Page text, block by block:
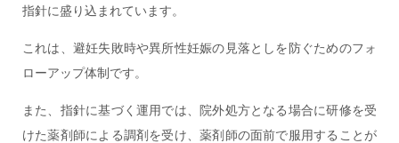
指針に盛り込まれています。
これは、避妊失敗時や異所性妊娠の見落としを防ぐためのフォ
ローアップ体制です。
また、指針に基づく運用では、院外処方となる場合に研修を受
けた薬剤師による調剤を受け、薬剤師の面前で服用することが